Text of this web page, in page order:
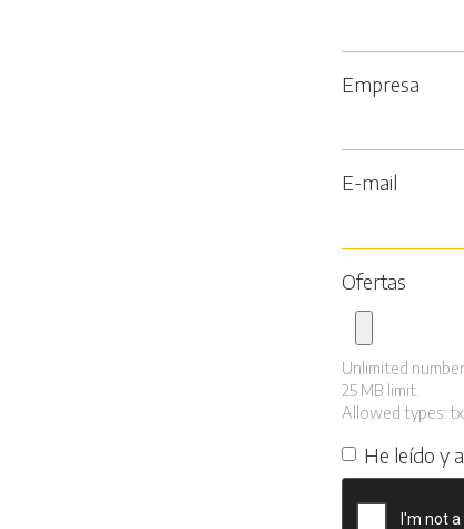
Empresa
E-mail
Ofertas
Unlimited
25 MB limit.
Allowed types:
He leído y